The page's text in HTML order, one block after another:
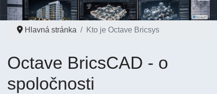
Hlavná stránka Kto je Octave Bricsys
Octave BricsCAD - o
spoločnosti